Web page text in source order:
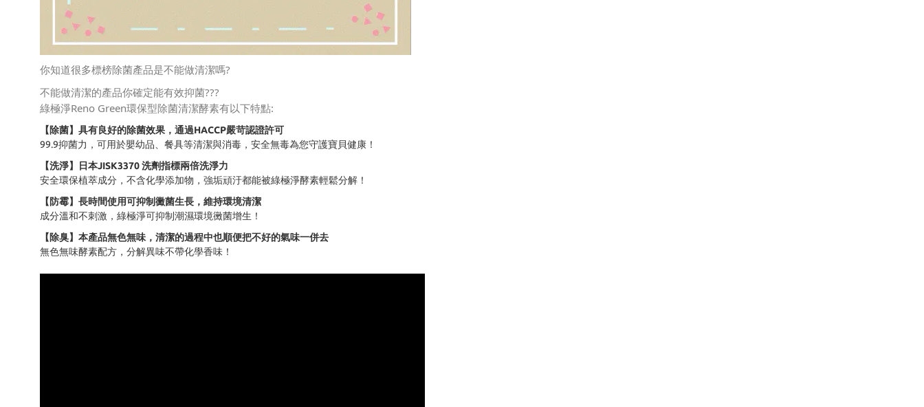
你知道很多標榜除菌產品是不能做清潔嗎?
不能做清潔的產品你確定能有效抑菌???
綠極淨Reno Green環保型除菌清潔酵素有以下特點:
【除菌】具有良好的除菌效果，通過HACCP嚴苛認證許可
99.9抑菌力，可用於嬰幼品、餐具等清潔與消毒，安全無毒為您守護寶貝健康！
【洗淨】日本JISK3370 洗劑指標兩倍洗淨力
安全環保植萃成分，不含化學添加物，強垢頑汙都能被綠極淨酵素輕鬆分解！
【防霉】長時間使用可抑制黴菌生長，維持環境清潔
成分溫和不刺激，綠極淨可抑制潮濕環境黴菌增生！
【除臭】本產品無色無味，清潔的過程中也順便把不好的氣味一併去
無色無味酵素配方，分解異味不帶化學香味！